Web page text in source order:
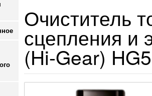
Очиститель
сцепления и
(Hi-Gear)